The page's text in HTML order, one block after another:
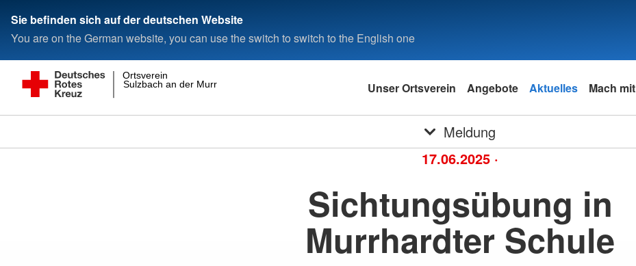
Sie befinden sich auf der deutschen Website
You are on the German website, you can use the switch to switch to the English one
Sulzbach an der Murr
Ortsverein
Unser Ortsverein Angebote Aktuelles Mach mit
Meldung
17.06.2025 ·
Sichtungsübung in
Murrhardter Schule